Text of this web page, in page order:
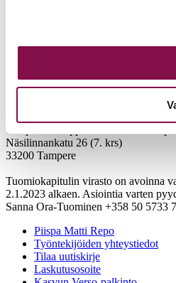
Tampereen hiippakunnan
Näsilinnankatu 26 (7. krs)
33200 Tampere
Tuomiokapitulin virasto on avoinna
2.1.2023 alkaen. Asiointia varten
Sanna Ora-Tuominen +358 50 5733
Piispa Matti Repo
Työntekijöiden yhteystiedot
Tilaa uutiskirje
Laskutusosoite